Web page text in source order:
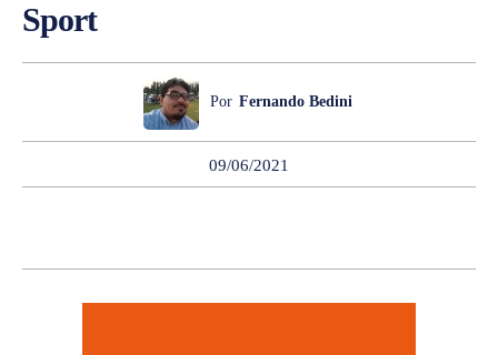
Sport
Por Fernando Bedini
09/06/2021